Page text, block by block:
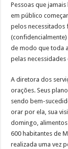
Pessoas que
em público
pelos necessitados
de modo que toda
pelas
A diretora dos
orações. Seus
sendo bem-
orar por ela, sua
domingo,
600 habitantes de
realizada uma vez